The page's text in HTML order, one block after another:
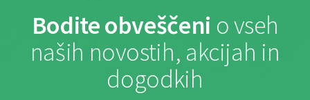
Bodite obveščeni o vseh
naših novostih, akcijah in
dogodkih